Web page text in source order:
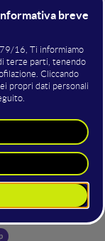
esperienza
a
che